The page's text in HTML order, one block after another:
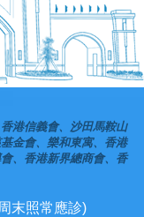
港信義會、沙田馬鞍山
金會、樂和東寓、香港
、香港新界總商會、香
末照常應診)